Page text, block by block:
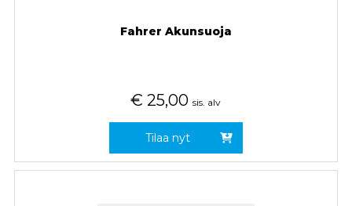
Fahrer Akunsuoja
€ 25,00 sis. alv
Tilaa nyt